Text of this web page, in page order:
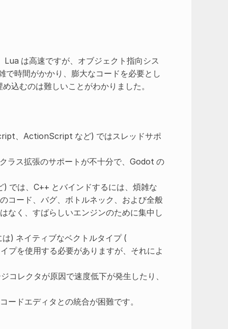
は高速ですが、オブジェクト指向シス
時間がかかり、膨大なコードを必要とし
込むのは難しいことがわかりました。
、ActionScript など) ではスレッドサポ
ス拡張のサポートが不十分で、Godot の
は、C++ とバインドするには、煩雑な
コード、バグ、ボトルネック、および全般
なく、すばらしいエンジンのために集中し
ネイティブなベクトルタイプ (
を使用する必要がありますが、それによ
レクタが原因で速度低下が発生したり、
ドエディタとの統合が困難です。